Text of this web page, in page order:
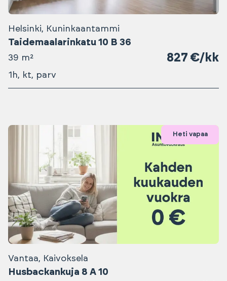
Helsinki, Kuninkaantammi
Taidemaalarinkatu 10 B 36
39 m² 827 €/kk
1h, kt, parv
Heti vapaa
Vantaa, Kaivoksela
Husbackankuja 8 A 10